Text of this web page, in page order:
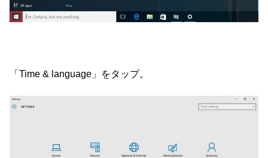
「Time & language」をタップ。